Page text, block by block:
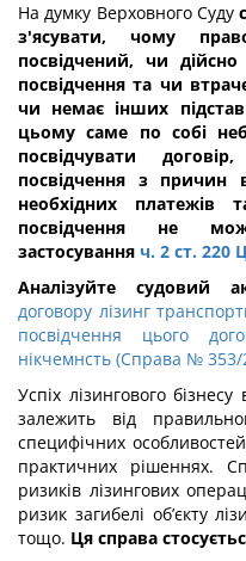
На думку Верховного Суду
з'ясувати, чому
посвідчений, чи
посвідчення та чи
чи немає інших
цьому саме по собі
посвідчувати
посвідчення з причин
необхідних платежів
посвідчення не
застосування ч. 2 ст. 220
Аналізуйте судовий
договору лізинг
посвідчення цього
нікчемнсть (Справа №
Успіх лізингового
залежить від
специфічних
практичних рішеннях.
ризиків лізингових
ризик загибелі об’єкту
тощо. Ця справа